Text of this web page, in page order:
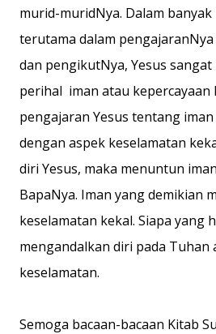
murid-muridNya. Dalam
terutama dalam
dan pengikutNya, Yesus
perihal iman atau kepercayaan
pengajaran Yesus tentang
dengan aspek keselamatan
diri Yesus, maka menuntun
BapaNya. Iman yang demikian
keselamatan kekal. Siapa yang
mengandalkan diri pada Tuhan
keselamatan.
Semoga bacaan-bacaan Kitab